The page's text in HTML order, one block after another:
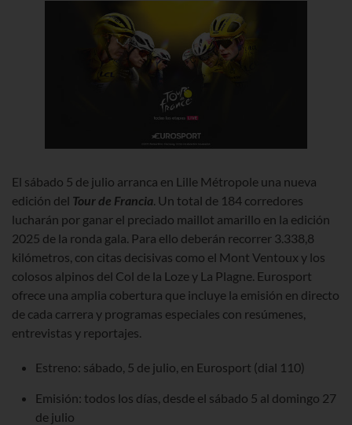
El sábado 5 de julio arranca en Lille Métropole una nueva
edición del Tour de Francia . Un total de 184 corredores
lucharán por ganar el preciado maillot amarillo en la edición
2025 de la ronda gala. Para ello deberán recorrer 3.338,8
kilómetros, con citas decisivas como el Mont Ventoux y los
colosos alpinos del Col de la Loze y La Plagne. Eurosport
ofrece una amplia cobertura que incluye la emisión en directo
de cada carrera y programas especiales con resúmenes,
entrevistas y reportajes.
Estreno: sábado, 5 de julio, en Eurosport (dial 110)
Emisión: todos los días, desde el sábado 5 al domingo 27
de julio